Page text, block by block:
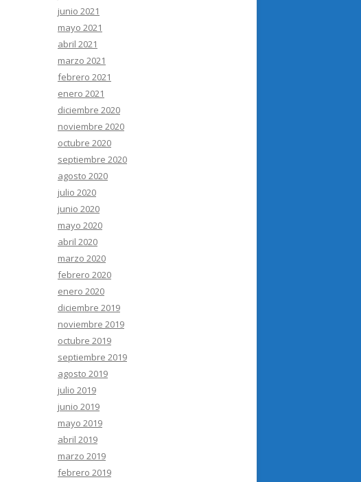
junio 2021
mayo 2021
abril 2021
marzo 2021
febrero 2021
enero 2021
diciembre 2020
noviembre 2020
octubre 2020
septiembre 2020
agosto 2020
julio 2020
junio 2020
mayo 2020
abril 2020
marzo 2020
febrero 2020
enero 2020
diciembre 2019
noviembre 2019
octubre 2019
septiembre 2019
agosto 2019
julio 2019
junio 2019
mayo 2019
abril 2019
marzo 2019
febrero 2019